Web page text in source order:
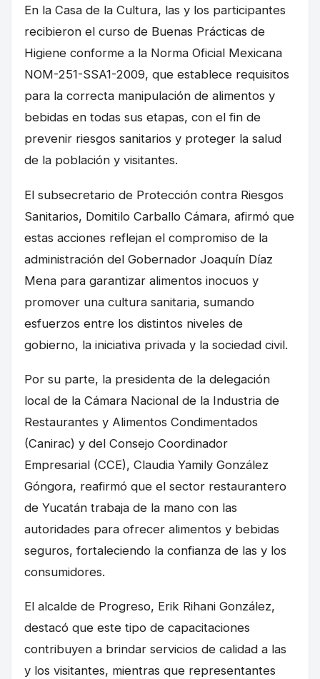
En la Casa de la Cultura, las y los participantes
recibieron el curso de Buenas Prácticas de
Higiene conforme a la Norma Oficial Mexicana
NOM-251-SSA1-2009, que establece requisitos
para la correcta manipulación de alimentos y
bebidas en todas sus etapas, con el fin de
prevenir riesgos sanitarios y proteger la salud
de la población y visitantes.
El subsecretario de Protección contra Riesgos
Sanitarios, Domitilo Carballo Cámara, afirmó que
estas acciones reflejan el compromiso de la
administración del Gobernador Joaquín Díaz
Mena para garantizar alimentos inocuos y
promover una cultura sanitaria, sumando
esfuerzos entre los distintos niveles de
gobierno, la iniciativa privada y la sociedad civil.
Por su parte, la presidenta de la delegación
local de la Cámara Nacional de la Industria de
Restaurantes y Alimentos Condimentados
(Canirac) y del Consejo Coordinador
Empresarial (CCE), Claudia Yamily González
Góngora, reafirmó que el sector restaurantero
de Yucatán trabaja de la mano con las
autoridades para ofrecer alimentos y bebidas
seguros, fortaleciendo la confianza de las y los
consumidores.
El alcalde de Progreso, Erik Rihani González,
destacó que este tipo de capacitaciones
contribuyen a brindar servicios de calidad a las
y los visitantes, mientras que representantes